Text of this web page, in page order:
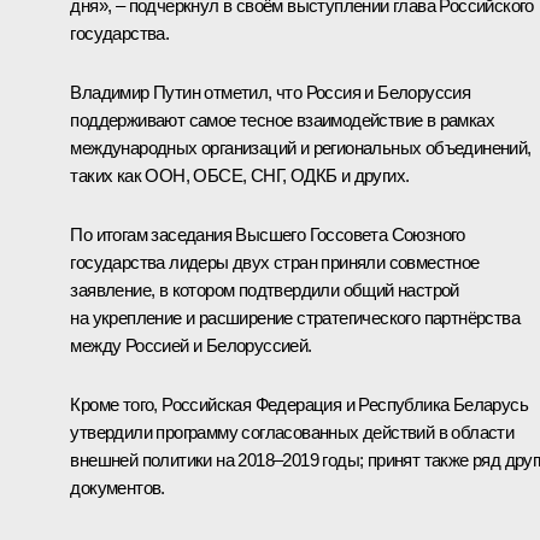
дня», – подчеркнул в своём выступлении глава Российского
государства.
Владимир Путин отметил, что Россия и Белоруссия
поддерживают самое тесное взаимодействие в рамках
международных организаций и региональных объединений,
таких как ООН,ОБСЕ, СНГ, ОДКБ и других.
По итогам заседания Высшего Госсовета Союзного
государства лидеры двух стран приняли совместное
заявление, в котором подтвердили общий настрой
на укрепление и расширение стратегического партнёрства
между Россией и Белоруссией.
Кроме того, Российская Федерация и Республика Беларусь
утвердили программу согласованных действий в области
внешней политики на 2018–2019 годы; принят также ряд
документов.